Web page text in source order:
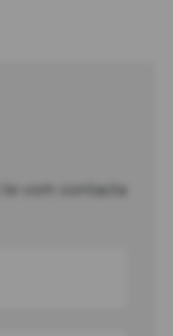
te vom contacta